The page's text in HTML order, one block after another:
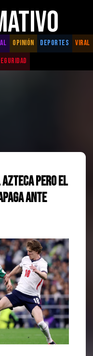
OPINIÓN DEPORTES
VIRAL
Azteca pero el
ante